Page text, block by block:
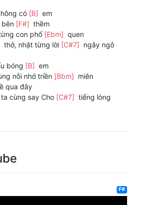
có [B] em
bên [F#] thềm
con phố [Ebm] quen
thở, nhặt từng lời [C#7] ngây ngô
bóng [B] em
nỗi nhớ triền [Bbm] miên
qua đây
ta cùng say Cho [C#7] tiếng lòng
F#